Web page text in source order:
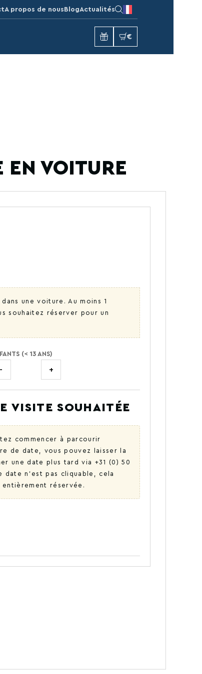
A propos de nous BlogActualités
€
EN VOITURE
une voiture. Au moins 1
souhaitez réserver pour un
(< 13 ANS)
- +
VISITE SOUHAITÉE
commencer à parcourir
de date, vous pouvez laisser la
une date plus tard via +31 (0) 50
date n'est pas cliquable, cela
réservée.